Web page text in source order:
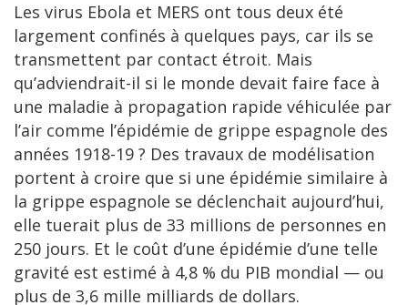
Les virus Ebola et MERS ont tous deux été
largement confinés à quelques pays, car ils se
transmettent par contact étroit. Mais
qu’adviendrait-il si le monde devait faire face à
une maladie à propagation rapide véhiculée par
l’air comme l’épidémie de grippe espagnole des
années 1918-19 ? Des travaux de modélisation
portent à croire que si une épidémie similaire à
la grippe espagnole se déclenchait aujourd’hui,
elle tuerait plus de 33 millions de personnes en
250 jours. Et le coût d’une épidémie d’une telle
gravité est estimé à 4,8 % du PIB mondial — ou
plus de 3,6 mille milliards de dollars.